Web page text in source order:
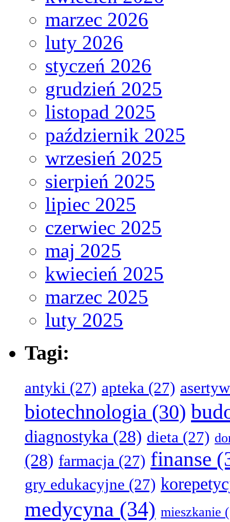
marzec 2026
luty 2026
styczeń 2026
grudzień 2025
listopad 2025
październik 2025
wrzesień 2025
sierpień 2025
lipiec 2025
czerwiec 2025
maj 2025
kwiecień 2025
marzec 2025
luty 2025
Tagi:
antyki (27) apteka (27)
biotechnologia (30)
diagnostyka (28) dieta (27)
(28) farmacja (27) finanse
gry edukacyjne (27)
medycyna (34) mieszkanie